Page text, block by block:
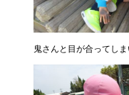
鬼さんと目が合ってし